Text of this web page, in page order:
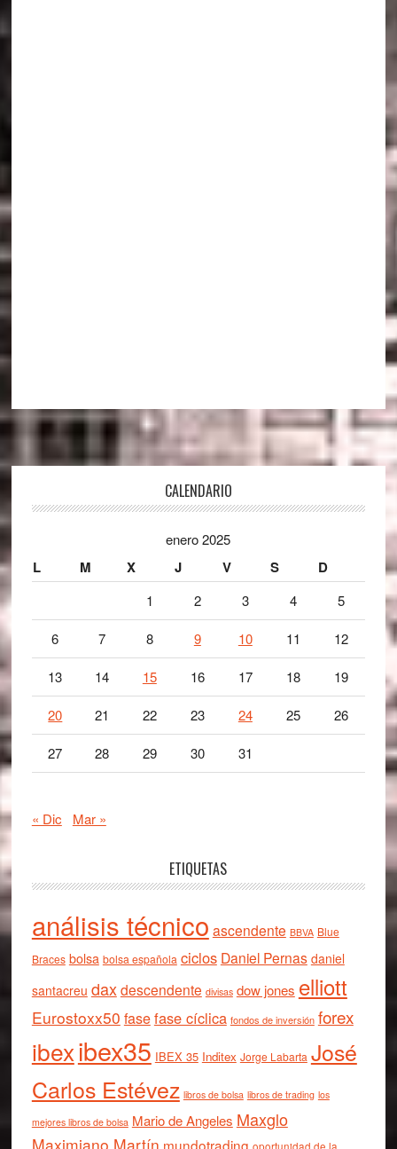
CALENDARIO
enero 2025
L M X J V S D
1 2 3 4 5
6 7 8 9 10 11 12
13 14 15 16 17 18 19
20 21 22 23 24 25 26
27 28 29 30 31
« Dic Mar »
ETIQUETAS
análisis técnico ascendente BBVA Blue
Braces bolsa bolsa española ciclos Daniel Pernas daniel
santacreu daxdescendente divisas dow jones elliott
Eurostoxx50 fasefase cíclica fondos de inversión forex
ibexibex35 IBEX 35 Inditex Jorge Labarta José
Carlos Estévez libros de bolsa libros de trading los
mejores libros de bolsa Mario de Angeles Maxglo
Maximiano Martín mundotrading